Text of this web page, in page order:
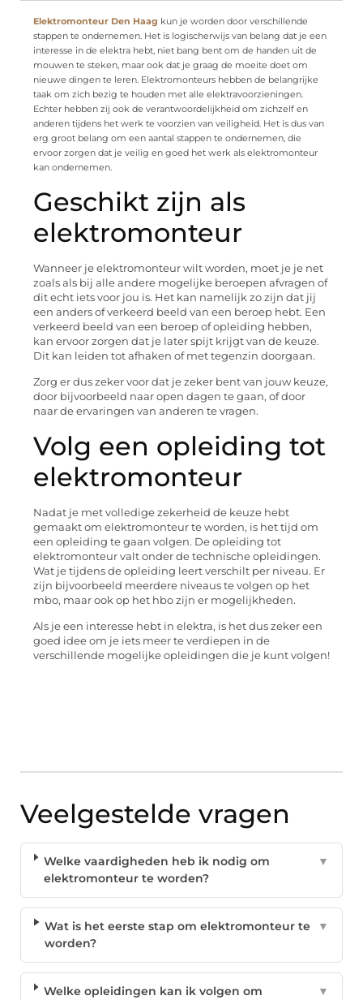
Elektromonteur Den Haag kun je worden door verschillende
stappen te ondernemen. Het is logischerwijs van belang dat je een
interesse in de elektra hebt, niet bang bent om de handen uit de
mouwen te steken, maar ook dat je graag de moeite doet om
nieuwe dingen te leren. Elektromonteurs hebben de belangrijke
taak om zich bezig te houden met alle elektravoorzieningen.
Echter hebben zij ook de verantwoordelijkheid om zichzelf en
anderen tijdens het werk te voorzien van veiligheid. Het is dus van
erg groot belang om een aantal stappen te ondernemen, die
ervoor zorgen dat je veilig en goed het werk als elektromonteur
kan ondernemen.
Geschikt zijn als
elektromonteur
Wanneer je elektromonteur wilt worden, moet je je net
zoals als bij alle andere mogelijke beroepen afvragen of
dit echt iets voor jou is. Het kan namelijk zo zijn dat jij
een anders of verkeerd beeld van een beroep hebt. Een
verkeerd beeld van een beroep of opleiding hebben,
kan ervoor zorgen dat je later spijt krijgt van de keuze.
Dit kan leiden tot afhaken of met tegenzin doorgaan.
Zorg er dus zeker voor dat je zeker bent van jouw keuze,
door bijvoorbeeld naar open dagen te gaan, of door
naar de ervaringen van anderen te vragen.
Volg een opleiding tot
elektromonteur
Nadat je met volledige zekerheid de keuze hebt
gemaakt om elektromonteur te worden, is het tijd om
een opleiding te gaan volgen. De opleiding tot
elektromonteur valt onder de technische opleidingen.
Wat je tijdens de opleiding leert verschilt per niveau. Er
zijn bijvoorbeeld meerdere niveaus te volgen op het
mbo, maar ook op het hbo zijn er mogelijkheden.
Als je een interesse hebt in elektra, is het dus zeker een
goed idee om je iets meer te verdiepen in de
verschillende mogelijke opleidingen die je kunt volgen!
Veelgestelde vragen
Welke vaardigheden heb ik nodig om
elektromonteur te worden?
▼
Wat is het eerste stap om elektromonteur te
worden?
▼
Welke opleidingen kan ik volgen om
▼